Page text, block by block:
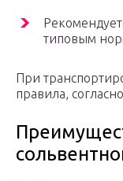
типовым
При
правила,